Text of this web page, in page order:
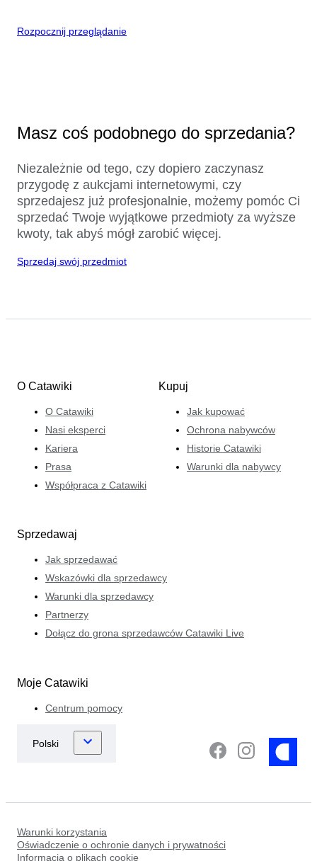
Rozpocznij przeglądanie
Masz coś podobnego do sprzedania?
Niezależnie od tego, czy dopiero zaczynasz
przygodę z aukcjami internetowymi, czy
sprzedajesz już profesjonalnie, możemy pomóc Ci
sprzedać Twoje wyjątkowe przedmioty za wyższe
kwoty, tak abyś mógł zarobić więcej.
Sprzedaj swój przedmiot
O Catawiki
O Catawiki
Nasi eksperci
Kariera
Prasa
Współpraca z Catawiki
Kupuj
Jak kupować
Ochrona nabywców
Historie Catawiki
Warunki dla nabywcy
Sprzedawaj
Jak sprzedawać
Wskazówki dla sprzedawcy
Warunki dla sprzedawcy
Partnerzy
Dołącz do grona sprzedawców Catawiki Live
Moje Catawiki
Centrum pomocy
Warunki korzystania
Oświadczenie o ochronie danych i prywatności
Informacja o plikach cookie